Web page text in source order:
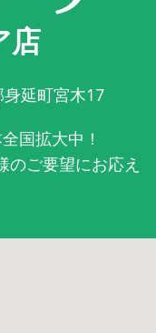
店
延町宮木17
国拡大中！
ご要望にお応え